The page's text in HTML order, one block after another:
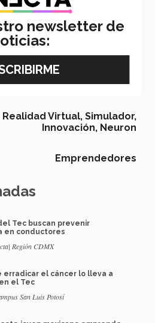
San Luis Potosí,
Ingeniería y Ciencias
Realidad Virtual, Simulador,
Innovación, Neuron
Emprendedores
Tec buscan prevenir
en conductores
Región CDMX
erradicar el cáncer lo lleva a
el Tec
San Luis Potosí
newsletter de